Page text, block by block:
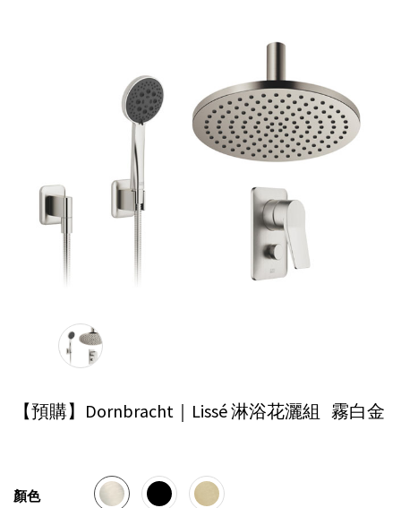
【預購】Dornbracht｜Lissé 淋浴花灑組 霧白金
顏色